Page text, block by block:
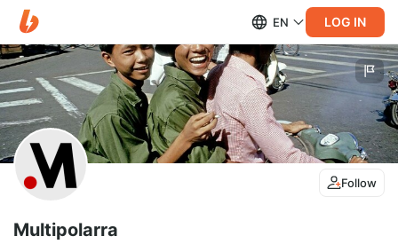
EN LOG IN
Follow
Multipolarra